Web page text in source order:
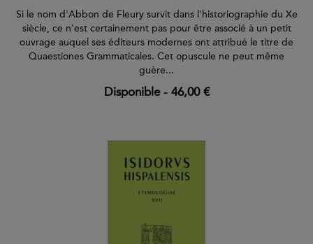
Si le nom d'Abbon de Fleury survit dans l'historiographie du Xe
siècle, ce n'est certainement pas pour être associé à un petit
ouvrage auquel ses éditeurs modernes ont attribué le titre de
Quaestiones Grammaticales. Cet opuscule ne peut même
guère...
Disponible- 46,00 €